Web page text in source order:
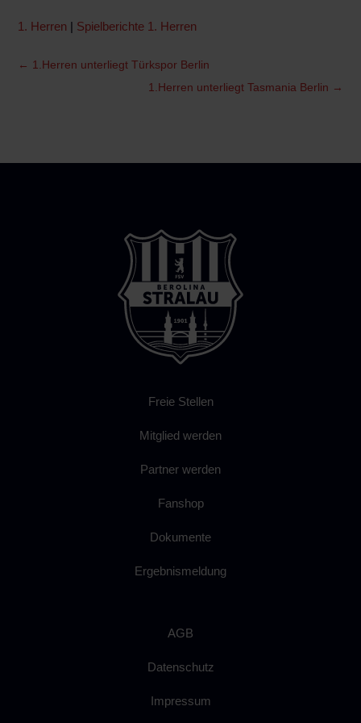
1. Herren | Spielberichte 1. Herren
← 1.Herren unterliegt Türkspor Berlin
1.Herren unterliegt Tasmania Berlin →
Freie Stellen
Mitglied werden
Partner werden
Fanshop
Dokumente
Ergebnismeldung
AGB
Datenschutz
Impressum